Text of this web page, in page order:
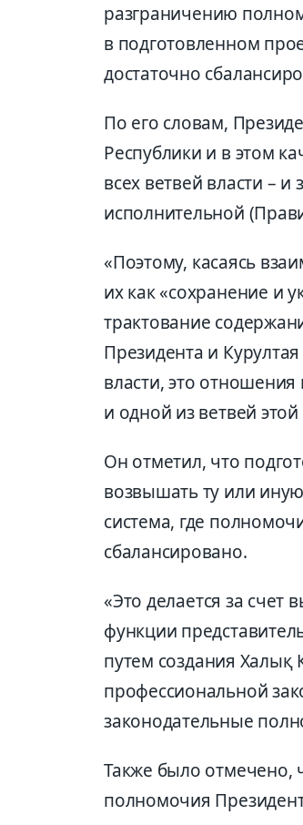
разграничению
в подготовленном
достаточно сбала
По его словам, П
Республики и в этом
всех ветвей власти – и
исполнительной
«Поэтому, касаясь
их как «сохранение и
трактование соде
Президента и Куру
власти, это отношения
и одной из ветвей
Он отметил, что
возвышать ту или
система, где
сбалансировано.
«Это делается за счет
функции
путем создания Халық
профессиональной
законодательные
Также было отмечено,
полномочия